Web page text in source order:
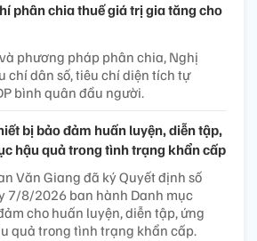
phân chia thuế giá trị gia tăng cho
phương pháp phân chia, Nghị
chí dân số, tiêu chí diện tích tự
bình quân đầu người.
bị bảo đảm huấn luyện, diễn tập,
hậu quả trong tình trạng khẩn cấp
Văn Giang đã ký Quyết định số
7/8/2026 ban hành Danh mục
cho huấn luyện, diễn tập, ứng
quả trong tình trạng khẩn cấp.